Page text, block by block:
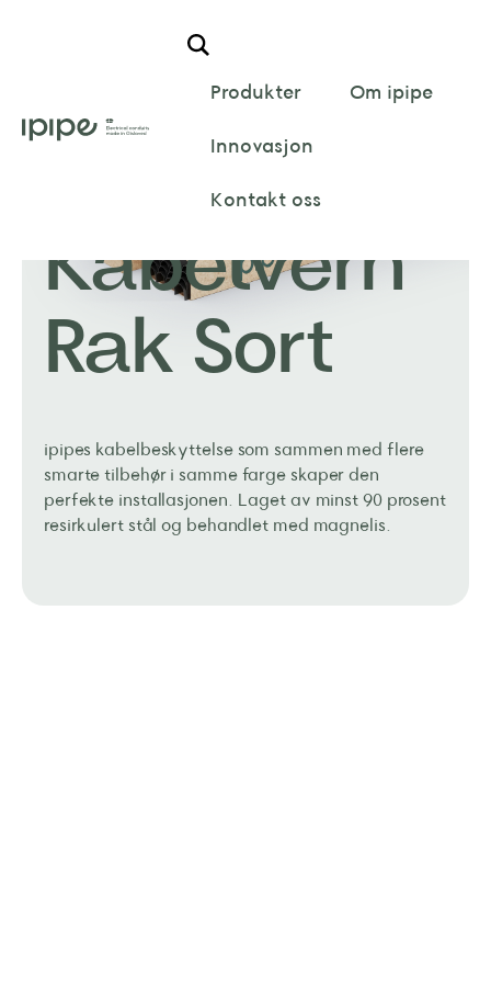
Produkter Om ipipe
Innovasjon
Kontakt oss
Kabelvern
Kabelvern
Rak Sort
ipipes kabelbeskyttelse som sammen med flere
smarte tilbehør i samme farge skaper den
perfekte installasjonen. Laget av minst 90 prosent
resirkulert stål og behandlet med magnelis.